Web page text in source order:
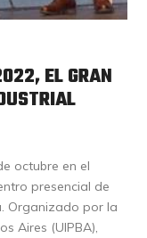
EL GRAN
octubre en el
presencial de
Organizado por la
Aires (UIPBA),